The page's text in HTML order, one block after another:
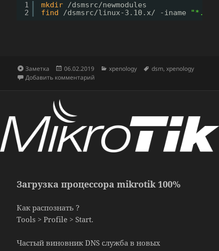
1
2
mkdir /dsmsrc/newmodules
find
/dsmsrc/linux-3 .10.x/ -iname "*.ko"
Формат
Заметка Опубликовано
06.02.2019 Рубрики
xpenology Метки
dsm,xpenology
Добавить комментарий
Загрузка процессора mikrotik 100%
Как распознать ?
Tools > Profile > Start.
Частый виновник DNS служба в новых